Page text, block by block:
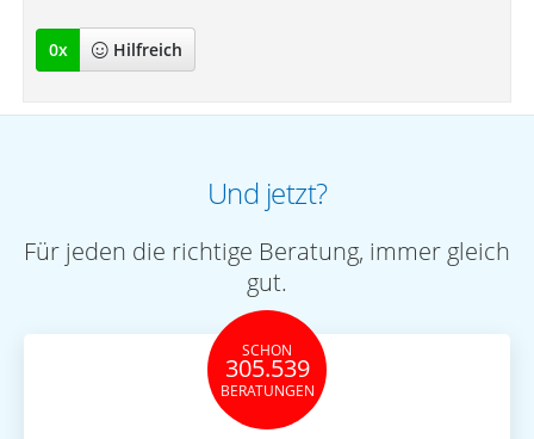
0x Hilfreich
Und jetzt?
Für jeden die richtige Beratung, immer gleich
gut.
SCHON
305.539
BERATUNGEN